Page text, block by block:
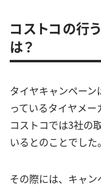
コストコの行
は？
タイヤキャンペー
っているタイヤメー
コストコでは3社の
いるとのことでし
その際には、キャン